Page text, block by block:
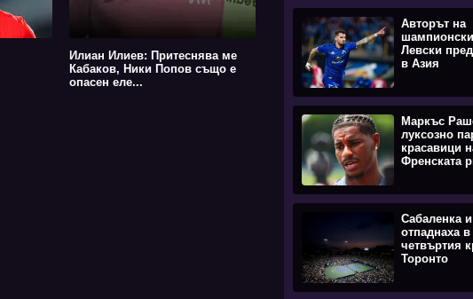
Илиан Илиев: Притеснява ме
Кабаков, Ники Попов също е
опасен еле...
Авторът на
Левски
в Азия
Маркъс
луксозно
красавици
Френската
Сабаленка
отпаднаха в
четвъртия
Торонто